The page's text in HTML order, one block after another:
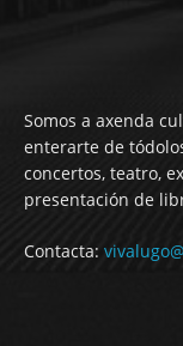
Somos a axenda
enterarte de
concertos, teatro,
presentación de
Contacta: